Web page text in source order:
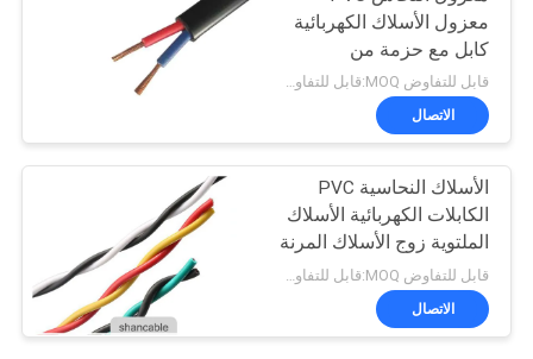
معزول الأسلاك الكهربائية
كابل مع حزمة من
البلاستيك
قابل للتفاوض MOQ:قابل للتفاوض
الاتصال
الأسلاك النحاسية PVC
الكابلات الكهربائية الأسلاك
الملتوية زوج الأسلاك المرنة
قابل للتفاوض MOQ:قابل للتفاوض
الاتصال